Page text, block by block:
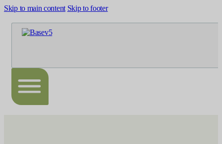
Skip to main content Skip to footer